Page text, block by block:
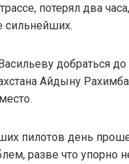
потерял два
сильнейших.
добраться до
Айдыну
пилотов день
разве что упорно